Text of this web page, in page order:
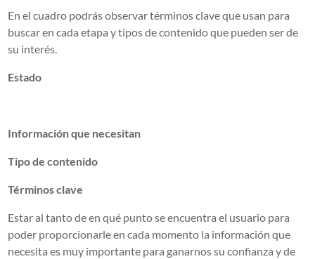
En el cuadro podrás observar términos clave que usan para
buscar en cada etapa y tipos de contenido que pueden ser de
su interés.
Estado
Información que necesitan
Tipo de contenido
Términos clave
Estar al tanto de en qué punto se encuentra el usuario para
poder proporcionarle en cada momento la información que
necesita es muy importante para ganarnos su confianza y de